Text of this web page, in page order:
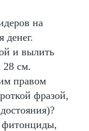
на
денег.
и вылить
28 см.
правом
фразой,